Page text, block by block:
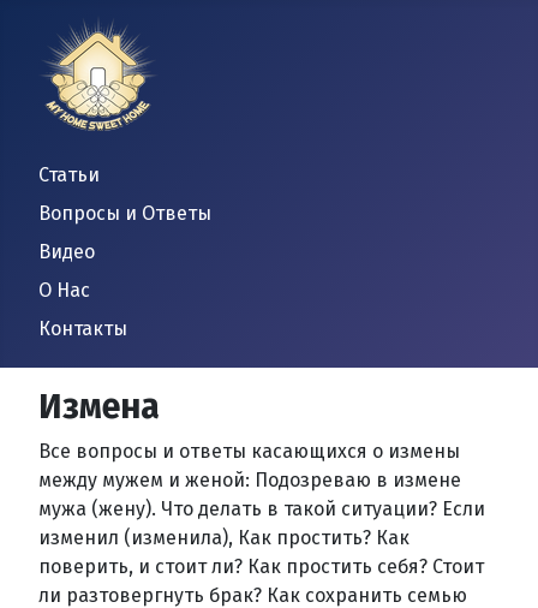
Статьи
Вопросы и Ответы
Видео
О Нас
Контакты
Измена
Все вопросы и ответы касающихся о измены
между мужем и женой: Подозреваю в измене
мужа (жену). Что делать в такой ситуации? Если
изменил (изменила), Как простить? Как
поверить, и стоит ли? Как простить себя? Стоит
ли разтовергнуть брак? Как сохранить семью